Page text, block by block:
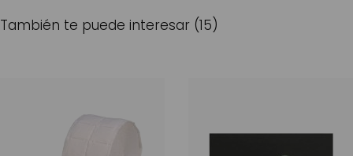
También te puede interesar (15)